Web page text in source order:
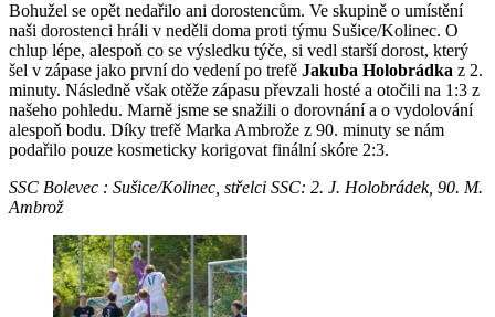
Bohužel se opět nedařilo ani dorostencům. Ve skupině o umístění
naši dorostenci hráli v neděli doma proti týmu Sušice/Kolinec. O
chlup lépe, alespoň co se výsledku týče, si vedl starší dorost, který
šel v zápase jako první do vedení po trefě Jakuba Holobrádka z 2.
minuty. Následně však otěže zápasu převzali hosté a otočili na 1:3 z
našeho pohledu. Marně jsme se snažili o dorovnání a o vydolování
alespoň bodu. Díky trefě Marka Ambrože z 90. minuty se nám
podařilo pouze kosmeticky korigovat finální skóre 2:3.
SSC Bolevec : Sušice/Kolinec, střelci SSC: 2. J. Holobrádek, 90. M.
Ambrož